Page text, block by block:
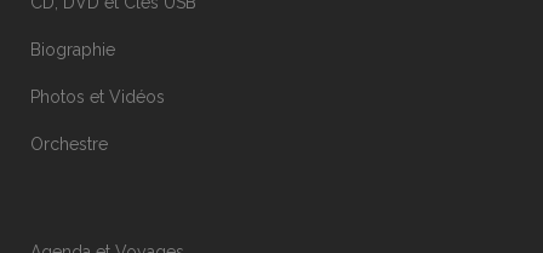
Biographie
Photos et Vidéos
Orchestre